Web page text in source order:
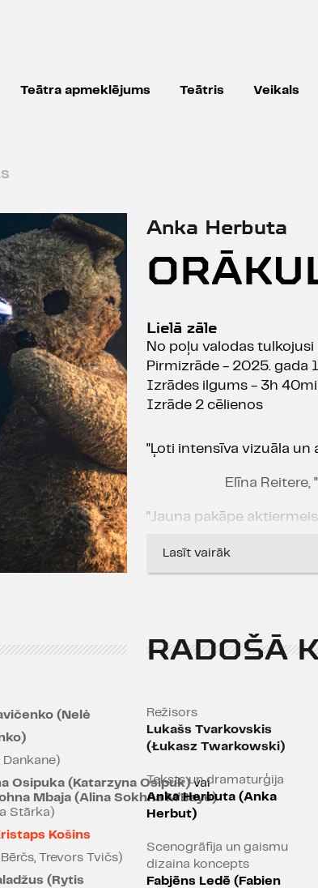
Teātra apmeklējums Teātris Veikals
Anka Herbuta
Lielā zāle
No poļu valodas
Pirmizrāde - 2025. gada
Izrādes ilgums - 3h
Izrāde 2 cēlienos
"Ļoti intensīva vizuāla un
Elīna Reitere,
"Jauna pakāpe
Edīte Tišheizere,
"Spīdolas nakts" izceļ šo
izrāžu radītāju ārpus
"Izrādi var skatīties no
Bez šaubām - to var arī
subjektīvi šķiet, ka ne jau
baudījums. ORĀKULS ir
"Tvarkovska galvenais
siltais dzīvības punkts tik
Lasīt vairāk
(Nelė
Dankane)
Osipuka (Katarzyna Osipuk)vai
Mbaja (Alina Sokhna M’Baye)
Stārka)
Košins
Trevors Tvičs)
(Rytis
RADOŠĀ
Režisors
Lukašs Tvarkovskis
(Łukasz Twarkowski)
Teksts un dramaturģija
Anka Herbuta (Anka
Herbut)
Scenogrāfija un gaismu
dizaina koncepts
Fabjēns Ledē (Fabien